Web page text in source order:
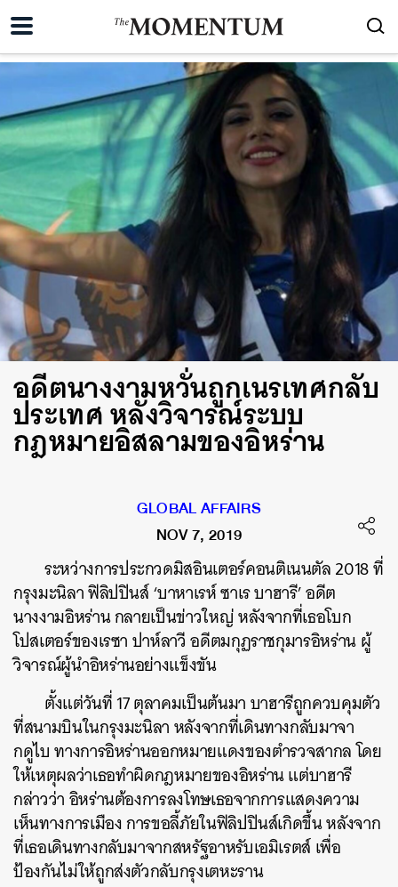
อดีตนางงามหวั่นถูกเนรเทศกลับ
ประเทศ หลังวิจารณ์ระบบ
กฎหมายอิสลามของอิหร่าน
GLOBAL AFFAIRS
NOV 7, 2019
ระหว่างการประกวดมิสอินเตอร์คอนติเนนตัล 2018 ที่
กรุงมะนิลา ฟิลิปปินส์ ‘บาหาเรห์ ซาเร บาฮารี’ อดีต
นางงามอิหร่าน กลายเป็นข่าวใหญ่ หลังจากที่เธอโบก
โปสเตอร์ของเรซา ปาห์ลาวี อดีตมกุฏราชกุมารอิหร่าน ผู้
วิจารณ์ผู้นำอิหร่านอย่างแข็งขัน
ตั้งแต่วันที่ 17 ตุลาคมเป็นต้นมา บาฮารีถูกควบคุมตัว
ที่สนามบินในกรุงมะนิลา หลังจากที่เดินทางกลับมาจา
กดูไบ ทางการอิหร่านออกหมายแดงของตำรวจสากล โดย
ให้เหตุผลว่าเธอทำผิดกฎหมายของอิหร่าน แต่บาฮารี
กล่าวว่า อิหร่านต้องการลงโทษเธอจากการแสดงความ
เห็นทางการเมือง การขอลี้ภัยในฟิลิปปินส์เกิดขึ้น หลังจาก
ที่เธอเดินทางกลับมาจากสหรัฐอาหรับเอมิเรตส์ เพื่อ
ป้องกันไม่ให้ถูกส่งตัวกลับกรุงเตหะราน